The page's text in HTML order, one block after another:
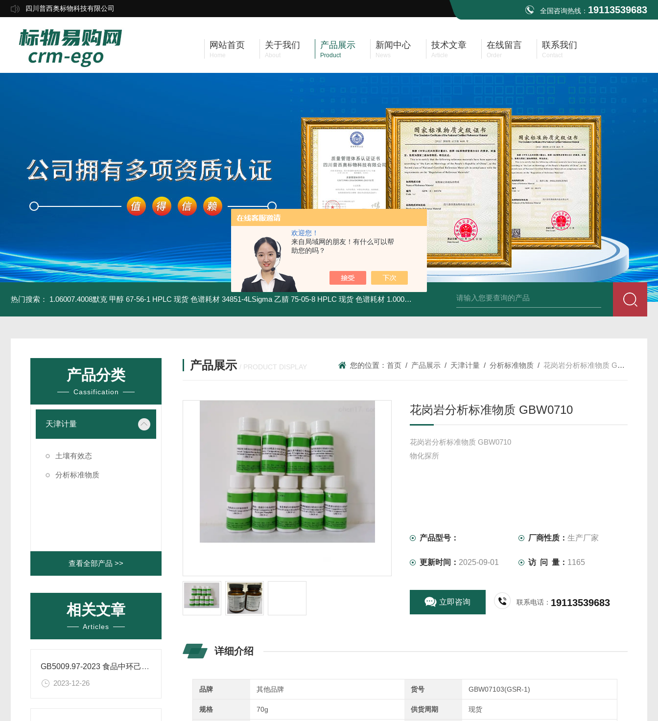
欢迎您！
来自局域网的朋友！有什么可以帮
助您的吗？
四川普西奥标物科技有限公司 全国咨询热线： 19113539683
网站首页
Home
关于我们
About
产品展示
Product
新闻中心
News
技术文章
Article
在线留言
Order
联系我们
Contact
热门搜索： 1.06007.4008默克 甲醇 67-56-1 HPLC 现货 色谱耗材 34851-4LSigma 乙腈 75-05-8 HPLC 现货 色谱耗材 1.00030.4008默克 乙腈 75-05-8 HPLC 现货 色谱耗材 34860-4L-Rsigma 甲醇 67-
产品分类
Cassification
天津计量
土壤有效态
分析标准物质
查看全部产品 >>
相关文章
Articles
GB5009.97-2023 食品中环己基氨基磺酸盐的测定标准
2023-12-26
产品展示 / PRODUCT DISPLAY 您的位置：首页 / 产品展示 / 天津计量 /分析标准物质 /花岗岩分析标准物质 GBW0710
花岗岩分析标准物质 GBW0710
花岗岩分析标准物质 GBW0710
物化探所
产品型号： 厂商性质：生产厂家
更新时间： 2025-09-01 访 问 量： 1165
立即咨询 联系电话： 19113539683
详细介绍
品牌 其他品牌 货号 GBW07103(GSR-1)
规格 70g 供货周期 现货